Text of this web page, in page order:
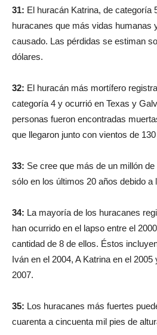
31: El huracán Katrina, de categoría
huracanes que más vidas humanas
causado. Las pérdidas se estiman
dólares.
32: El huracán más mortífero
categoría 4 y ocurrió en Texas y
personas fueron encontradas
que llegaron junto con vientos de
33: Se cree que más de un millón
sólo en los últimos 20 años debido a
34: La mayoría de los huracanes
han ocurrido en el lapso entre el
cantidad de 8 de ellos. Éstos
Iván en el 2004, A Katrina en el
2007.
35: Los huracanes más fuertes
cuarenta a cincuenta mil pies de